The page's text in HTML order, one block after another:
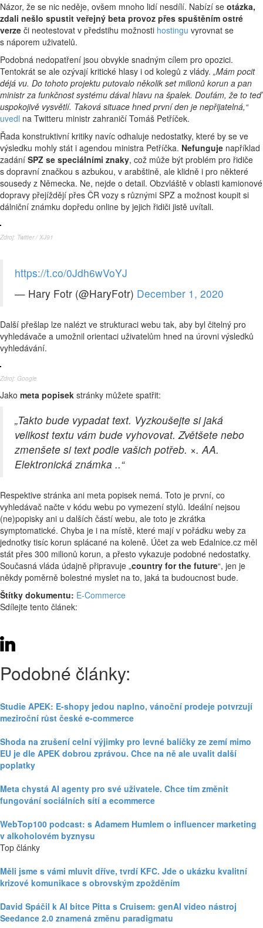
Názor, že se nic neděje, ovšem mnoho lidí nesdílí. Nabízí se otázka,
zdali nešlo spustit veřejný beta provoz přes spuštěním ostré
verze či neotestovat v předstihu možnosti hostingu vyrovnat se
s náporem uživatelů.
Podobná nedopatření jsou obvykle snadným cílem pro opozici.
Tentokrát se ale ozývají kritické hlasy i od kolegů z vlády. „Mám pocit
déjá vu. Do tohoto projektu putovalo několik set milionů korun a pan
ministr za funkčnost systému dával hlavu na špalek. Doufám, že to teď
uspokojivě vysvětlí. Taková situace hned první den je nepřijatelná,“
uvedl na Twitteru ministr zahraničí Tomáš Petříček.
Řada konstruktivní kritiky navíc odhaluje nedostatky, které by se ve
výsledku mohly stát i agendou ministra Petříčka. Nefunguje například
zadání SPZ se speciálními znaky, což může být problém pro řidiče
s dopravní značkou s azbukou, v arabštině, ale klidně i pro některé
sousedy z Německa. Ne, nejde o detail. Obzvláště v oblasti kamionové
dopravy přejíždějí přes ČR vozy s různými SPZ a možnost koupit si
dálniční známku dopředu online by jejich řidiči jistě uvítali.
Zdroj: Twitter / XJ91
https://t.co/0Jdh6wVoYJ
— Hary Fotr (@HaryFotr) December 1, 2020
Další přešlap lze nalézt ve strukturaci webu tak, aby byl čitelný pro
vyhledávače a umožnil orientaci uživatelům hned na úrovni výsledků
vyhledávání.
Zdroj: Google
Jako meta popisek stránky můžete spatřit:
„Takto bude vypadat text. Vyzkoušejte si jaká
velikost textu vám bude vyhovovat. Zvětšete nebo
zmenšete si text podle vašich potřeb. ×. AA.
Elektronická známka ..“
Respektive stránka ani meta popisek nemá. Toto je první, co
vyhledávač načte v kódu webu po vymezení stylů. Ideální nejsou
(ne)popisky ani u dalších částí webu, ale toto je zkrátka
symptomatické. Chyba je i na místě, které mají v pořádku weby za
jednotky tisíc korun splácané na koleně. Účet za web Edalnice.cz měl
stát přes 300 milionů korun, a přesto vykazuje podobné nedostatky.
Současná vláda údajně připravuje „country for the future“, jen je
někdy poměrně bolestné myslet na to, jaká ta budoucnost bude.
Štítky dokumentu: E-Commerce
Sdílejte tento článek:
Podobné články:
Studie APEK: E-shopy jedou naplno, vánoční prodeje potvrzují
meziroční růst české e-commerce
Shoda na zrušení celní výjimky pro levné balíčky ze zemí mimo
EU je dle APEK dobrou zprávou. Chce na ně ale uvalit další
poplatky
Meta chystá AI agenty pro své uživatele. Chce tím změnit
fungování sociálních sítí a ecommerce
WebTop100 podcast: s Adamem Humlem o influencer marketing
v alkoholovém byznysu
Top články
Měli jsme s vámi mluvit dříve, tvrdí KFC. Jde o ukázku kvalitní
krizové komunikace s obrovským zpožděním
David Spáčil k AI bitce Pitta s Cruisem: genAI video nástroj
Seedance 2.0 znamená změnu paradigmatu